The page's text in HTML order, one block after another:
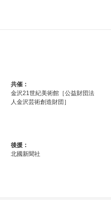
共催：
金沢21世紀美術館［公益財団法
人金沢芸術創造財団］
後援：
北國新聞社